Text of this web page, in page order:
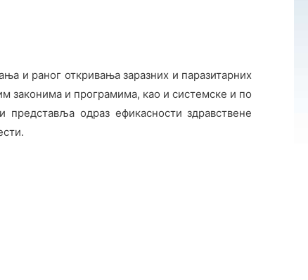
и раног откривања заразних и паразитарних
законима и програмима, као и системске и по
представља одраз ефикасности здравствене